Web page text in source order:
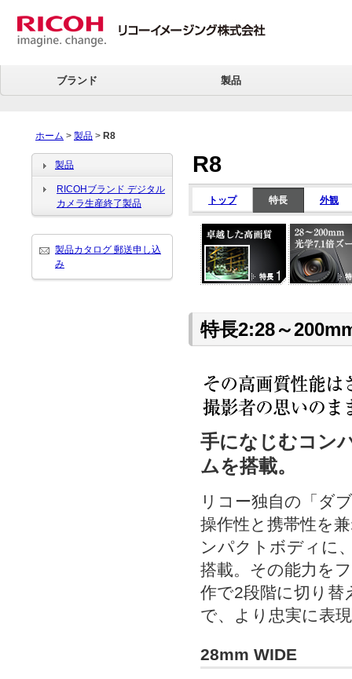
ブランド 製品
ホーム > 製品 > R8
R8
トップ 特長 外観
特長2:28～
手になじむコン
ムを搭載。
リコー独自の「ダ
操作性と携帯性を
ンパクトボディに
搭載。その能力を
作で2段階に切り替
で、より忠実に表
28mm WIDE
製品
RICOHブランド デジタル
カメラ生産終了製品
製品カタログ 郵送申し込
み